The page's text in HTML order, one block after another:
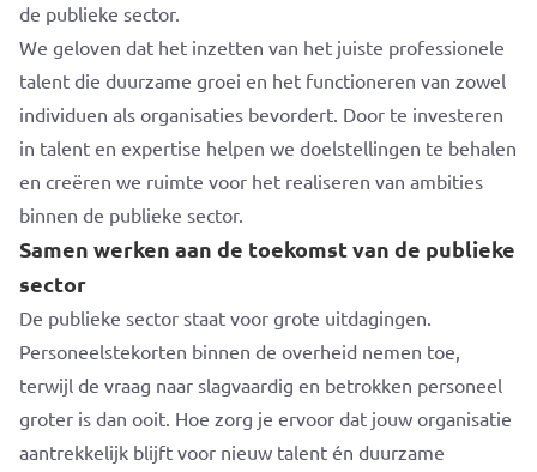
de publieke sector.
We geloven dat het inzetten van het juiste professionele
talent die duurzame groei en het functioneren van zowel
individuen als organisaties bevordert. Door te investeren
in talent en expertise helpen we doelstellingen te behalen
en creëren we ruimte voor het realiseren van ambities
binnen de publieke sector.
Samen werken aan de toekomst van de publieke
sector
De publieke sector staat voor grote uitdagingen.
Personeelstekorten binnen de overheid nemen toe,
terwijl de vraag naar slagvaardig en betrokken personeel
groter is dan ooit. Hoe zorg je ervoor dat jouw organisatie
aantrekkelijk blijft voor nieuw talent én duurzame